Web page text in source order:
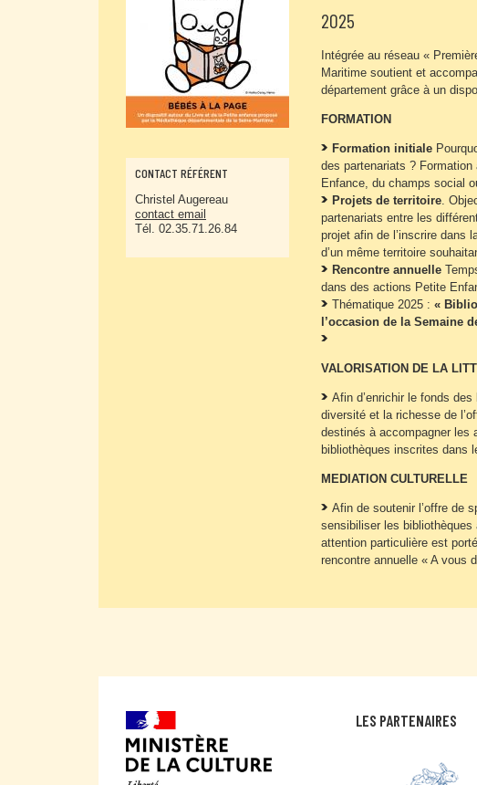
CONTACT RÉFÉRENT
Christel Augereau
contact email
Tél. 02.35.71.26.84
2025
Intégrée au réseau «
Maritime soutient et
département grâce à un
FORMATION
Formation initiale
des partenariats ?
Enfance, du champs social
Projets de territoire.
partenariats entre les
projet afin de l’inscrire dans
d’un même territoire
Rencontre annuelle
dans des actions Petite
Thématique 2025 : «
l’occasion de la Semaine
VALORISATION DE LA
Afin d’enrichir le fonds
diversité et la richesse de
destinés à accompagner les
bibliothèques inscrites dans
MEDIATION CULTURELLE
Afin de soutenir l’offre de
sensibiliser les
attention particulière est
rencontre annuelle « A vous
LES PARTENAIRES